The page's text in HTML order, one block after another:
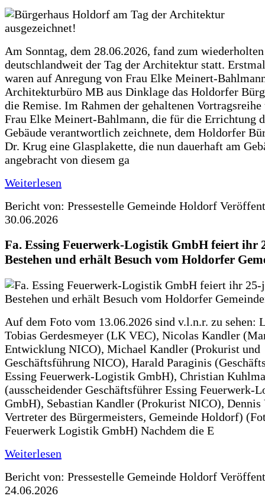
Am Sonntag, dem 28.06.2026, fand zum
deutschlandweit der Tag der Architektur statt.
waren auf Anregung von Frau Elke Meinert-
Architekturbüro MB aus Dinklage das Holdorfer
die Remise. Im Rahmen der gehaltenen
Frau Elke Meinert-Bahlmann, die für die Errichtung
Gebäude verantwortlich zeichnete, dem Holdorfer
Dr. Krug eine Glasplakette, die nun dauerhaft am
angebracht von diesem ga
Weiterlesen
Bericht von: Pressestelle Gemeinde Holdorf
30.06.2026
Fa. Essing Feuerwerk-Logistik GmbH feiert ihr
Bestehen und erhält Besuch vom Holdorfer
Auf dem Foto vom 13.06.2026 sind v.l.n.r. zu sehen:
Tobias Gerdesmeyer (LK VEC), Nicolas Kandler
Entwicklung NICO), Michael Kandler (Prokurist und
Geschäftsführung NICO), Harald Paraginis
Essing Feuerwerk-Logistik GmbH), Christian
(ausscheidender Geschäftsführer Essing Feuerwerk-
GmbH), Sebastian Kandler (Prokurist NICO),
Vertreter des Bürgermeisters, Gemeinde Holdorf)
Feuerwerk Logistik GmbH) Nachdem die E
Weiterlesen
Bericht von: Pressestelle Gemeinde Holdorf
24.06.2026